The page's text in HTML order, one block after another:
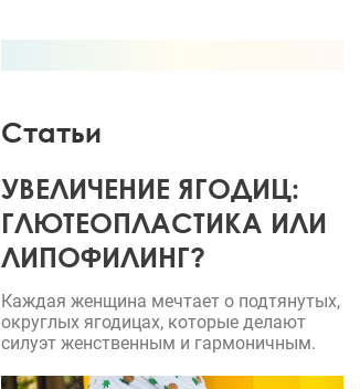
Статьи
УВЕЛИЧЕНИЕ ЯГОДИЦ:
ГЛЮТЕОПЛАСТИКА ИЛИ
ЛИПОФИЛИНГ?
Каждая женщина мечтает о подтянутых,
округлых ягодицах, которые делают
силуэт женственным и гармоничным.